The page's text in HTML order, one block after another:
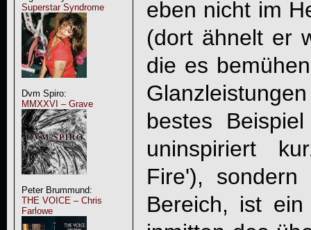
Superstar Syndrome
Dvm Spiro:
MMXXVI – Grave
Peter Brummund:
THE VOICE – Chris
Farlowe
eben nicht im
(dort ähnelt er
die es
bestes
uninspiriert
Fire'), sondern
Bereich, ist ein